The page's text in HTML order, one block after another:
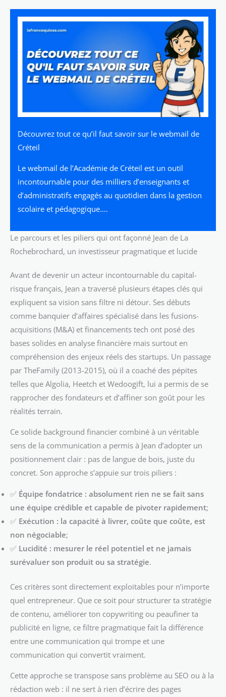
Découvrez tout ce qu’il faut savoir sur le webmail de
Créteil
Le webmail de l’Académie de Créteil est un outil
incontournable pour des milliers d’enseignants et
d’administratifs engagés au quotidien dans la gestion
scolaire et pédagogique.…
Le parcours et les piliers qui ont façonné Jean de La
Rochebrochard, un investisseur pragmatique et lucide
Avant de devenir un acteur incontournable du capital-
risque français, Jean a traversé plusieurs étapes clés qui
expliquent sa vision sans filtre ni détour. Ses débuts
comme banquier d’affaires spécialisé dans les fusions-
acquisitions (M&A) et financements tech ont posé des
bases solides en analyse financière mais surtout en
compréhension des enjeux réels des startups. Un passage
par TheFamily (2013-2015), où il a coaché des pépites
telles que Algolia, Heetch et Wedoogift, lui a permis de se
rapprocher des fondateurs et d’affiner son goût pour les
réalités terrain.
Ce solide background financier combiné à un véritable
sens de la communication a permis à Jean d’adopter un
positionnement clair : pas de langue de bois, juste du
concret. Son approche s’appuie sur trois piliers :
✅ Équipe fondatrice : absolument rien ne se fait sans
une équipe crédible et capable de pivoter rapidement;
✅ Exécution : la capacité à livrer, coûte que coûte, est
non négociable;
✅ Lucidité : mesurer le réel potentiel et ne jamais
surévaluer son produit ou sa stratégie.
Ces critères sont directement exploitables pour n’importe
quel entrepreneur. Que ce soit pour structurer ta stratégie
de contenu, améliorer ton copywriting ou peaufiner ta
publicité en ligne, ce filtre pragmatique fait la différence
entre une communication qui trompe et une
communication qui convertit vraiment.
Cette approche se transpose sans problème au SEO ou à la
rédaction web : il ne sert à rien d’écrire des pages